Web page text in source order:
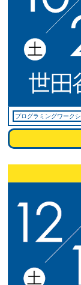
プログラミングワーク